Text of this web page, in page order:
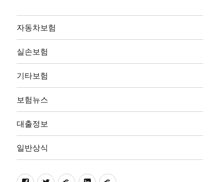
자동차보험
실손보험
기타보험
보험뉴스
대출정보
일반상식